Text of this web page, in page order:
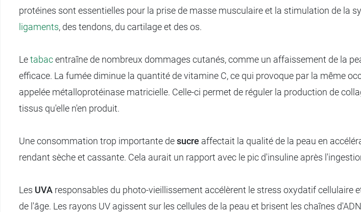
protéines sont essentielles pour la prise de masse musculaire et la stimulation de la
ligaments, des tendons, du cartilage et des os.
Letabacentraîne de nombreux dommages cutanés, comme un affaissement de la
efficace. La fumée diminue la quantité de vitamine C, ce qui provoque par la même
appelée métalloprotéinase matricielle. Celle-ci permet de réguler la production de
tissus qu'elle n'en produit.
Une consommation trop importante desucre affectait la qualité de la peau en
rendant sèche et cassante. Cela aurait un rapport avec le pic d'insuline après
Les UVA responsables du photo-vieillissement accélèrent le stress oxydatif
de l'âge. Les rayons UV agissent sur les cellules de la peau et brisent les chaînes